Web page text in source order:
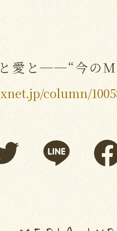
愛と──“今の
column/